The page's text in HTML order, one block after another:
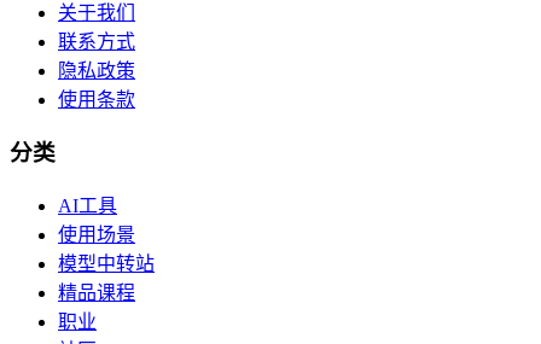
关于我们
联系方式
隐私政策
使用条款
分类
AI工具
使用场景
模型中转站
精品课程
职业